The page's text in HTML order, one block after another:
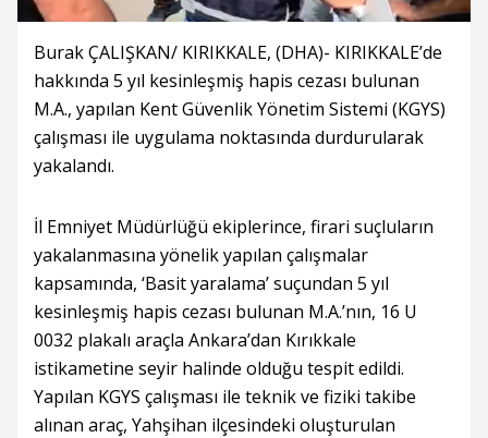
Burak ÇALIŞKAN/ KIRIKKALE, (DHA)- KIRIKKALE’de
hakkında 5 yıl kesinleşmiş hapis cezası bulunan
M.A., yapılan Kent Güvenlik Yönetim Sistemi (KGYS)
çalışması ile uygulama noktasında durdurularak
yakalandı.
İl Emniyet Müdürlüğü ekiplerince, firari suçluların
yakalanmasına yönelik yapılan çalışmalar
kapsamında, ‘Basit yaralama’ suçundan 5 yıl
kesinleşmiş hapis cezası bulunan M.A.’nın, 16 U
0032 plakalı araçla Ankara’dan Kırıkkale
istikametine seyir halinde olduğu tespit edildi.
Yapılan KGYS çalışması ile teknik ve fiziki takibe
alınan araç, Yahşihan ilçesindeki oluşturulan